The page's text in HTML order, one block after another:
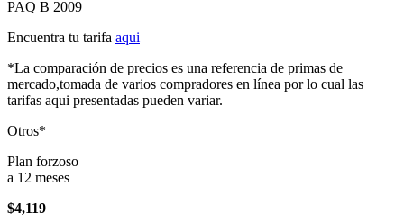
PAQ B 2009
Encuentra tu tarifa aqui
*La comparación de precios es una referencia de primas de
mercado,tomada de varios compradores en línea por lo cual las
tarifas aqui presentadas pueden variar.
Otros*
Plan forzoso
a 12 meses
$4,119